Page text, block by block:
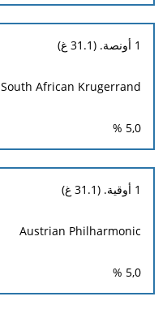
1 أونصة. (31.1 غ)
South African Krugerrand
5,0
%
1 أوقية. (31.1 غ)
Austrian Philharmonic
5,0
%